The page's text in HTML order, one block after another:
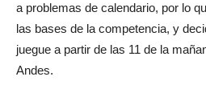
a problemas de calendario, por lo
las bases de la competencia, y
juegue a partir de las 11 de la
Andes.